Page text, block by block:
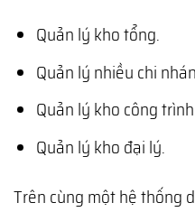
Quản lý kho tổng.
Quản lý nhiều chi
Quản lý kho công
Quản lý kho đại lý.
Trên cùng một hệ thống